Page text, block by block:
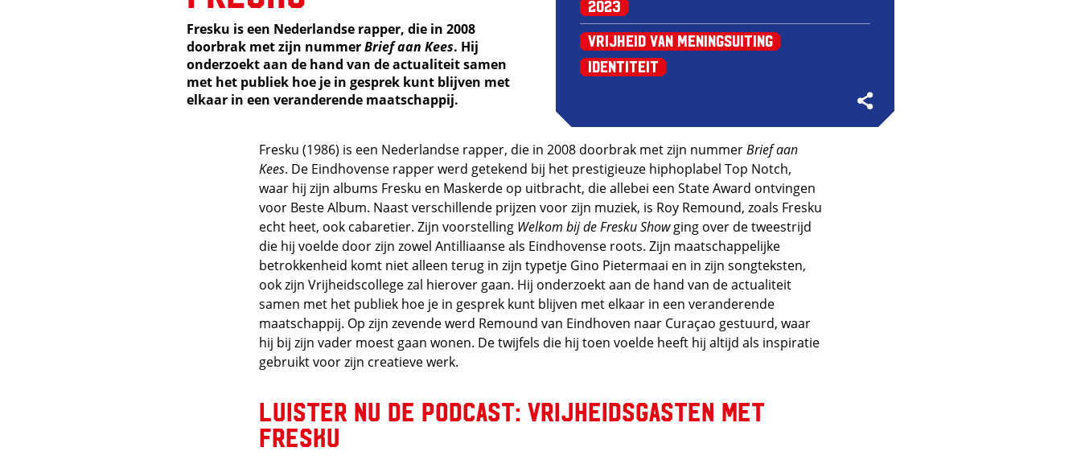
Fresku is een Nederlandse rapper, die in 2008
doorbrak met zijn nummerBrief aan Kees. Hij
onderzoekt aan de hand van de actualiteit samen
met het publiek hoe je in gesprek kunt blijven met
elkaar in een veranderende maatschappij.
2023
Vrijheid van Meningsuiting
Identiteit
Fresku (1986) is een Nederlandse rapper, die in 2008 doorbrak met zijn nummerBrief aan
Kees. De Eindhovense rapper werd getekend bij het prestigieuze hiphoplabel Top Notch,
waar hij zijn albums Fresku en Maskerde op uitbracht, die allebei een State Award ontvingen
voor Beste Album. Naast verschillende prijzen voor zijn muziek, is Roy Remound, zoals Fresku
echt heet, ook cabaretier. Zijn voorstelling Welkom bij de Fresku Showging over de tweestrijd
die hij voelde door zijn zowel Antilliaanse als Eindhovense roots. Zijn maatschappelijke
betrokkenheid komt niet alleen terug in zijn typetje Gino Pietermaai en in zijn songteksten,
ook zijn Vrijheidscollege zal hierover gaan. Hij onderzoekt aan de hand van de actualiteit
samen met het publiek hoe je in gesprek kunt blijven met elkaar in een veranderende
maatschappij. Op zijn zevende werd Remound van Eindhoven naar Curaçao gestuurd, waar
hij bij zijn vader moest gaan wonen. De twijfels die hij toen voelde heeft hij altijd als inspiratie
gebruikt voor zijn creatieve werk.
Luister nu de podcast: Vrijheidsgasten met
Fresku